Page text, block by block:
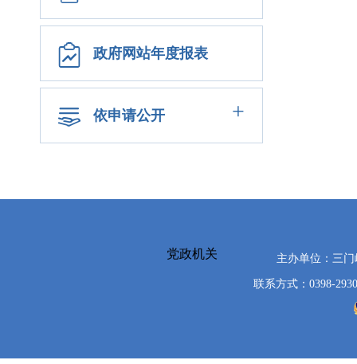
政府网站年度报表
依申请公开 +
党政机关 主办单位：三
联系方式：0398-